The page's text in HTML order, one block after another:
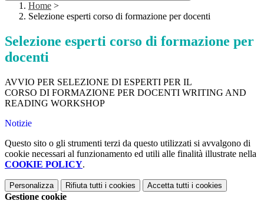
Home >
Selezione esperti corso di formazione per docenti
Selezione esperti corso di formazione per
docenti
AVVIO PER SELEZIONE DI ESPERTI PER IL
CORSO DI FORMAZIONE PER DOCENTI WRITING AND
READING WORKSHOP
Notizie
Questo sito o gli strumenti terzi da questo utilizzati si avvalgono di
cookie necessari al funzionamento ed utili alle finalità illustrate nella
COOKIE POLICY.
Personalizza Rifiuta tutti i cookies Accetta tutti i cookies
Gestione cookie